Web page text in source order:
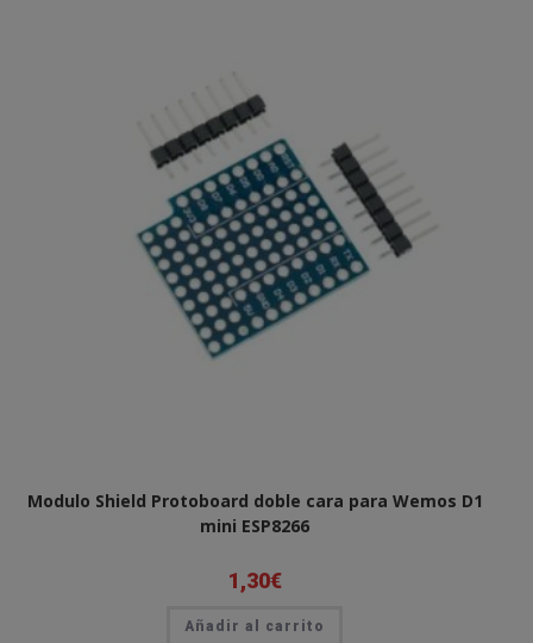
Modulo Shield Protoboard doble cara para Wemos D1
mini ESP8266
1,30€
Añadir al carrito